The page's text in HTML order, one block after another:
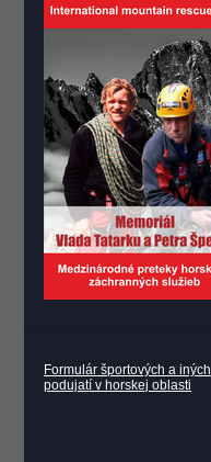
Formulár športových a iných
podujatí v horskej oblasti